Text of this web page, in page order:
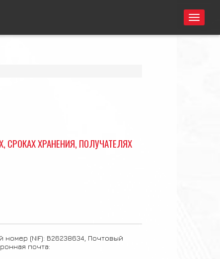
Toggle
ХРАНЕНИЯ, ПОЛУЧАТЕЛЯХ
(NIF): B26238634, Почтовый
почта: